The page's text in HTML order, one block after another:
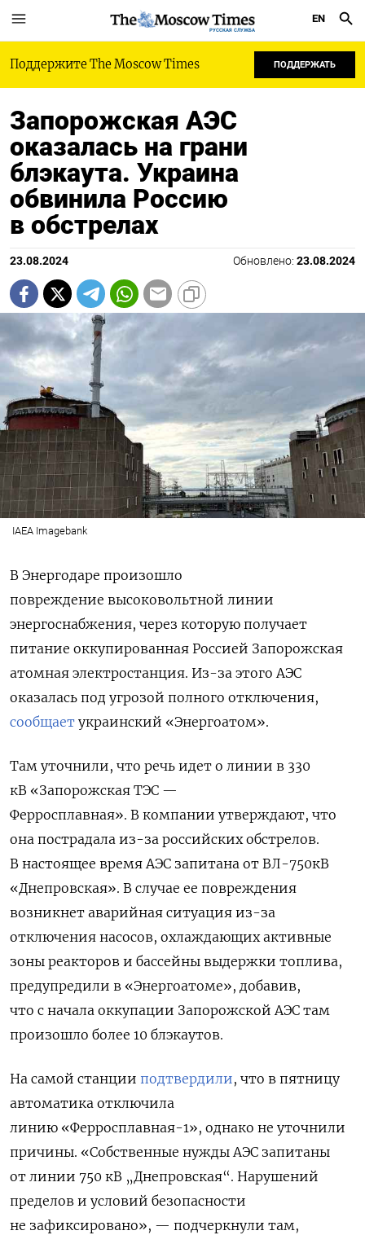
РУССКАЯ СЛУЖБА
EN
Поддержите The Moscow Times ПОДДЕРЖАТЬ
Запорожская АЭС
оказалась на грани
блэкаута. Украина
обвинила Россию
в обстрелах
23.08.2024 Обновлено: 23.08.2024
IAEA Imagebank
В Энергодаре произошло
повреждение высоковольтной линии
энергоснабжения, через которую получает
питание оккупированная Россией Запорожская
атомная электростанция. Из-за этого АЭС
оказалась под угрозой полного отключения,
сообщает украинский «Энергоатом».
Там уточнили, что речь идет о линии в 330
кВ «Запорожская ТЭС —
Ферросплавная». В компании утверждают, что
она пострадала из-за российских обстрелов.
В настоящее время АЭС запитана от ВЛ-750кВ
«Днепровская». В случае ее повреждения
возникнет аварийная ситуация из-за
отключения насосов, охлаждающих активные
зоны реакторов и бассейны выдержки топлива,
предупредили в «Энергоатоме», добавив,
что с начала оккупации Запорожской АЭС там
произошло более 10 блэкаутов.
На самой станции подтвердили, что в пятницу
автоматика отключила
линию «Ферросплавная-1», однако не уточнили
причины. «Собственные нужды АЭС запитаны
от линии 750 кВ „Днепровская“. Нарушений
пределов и условий безопасности
не зафиксировано», — подчеркнули там,